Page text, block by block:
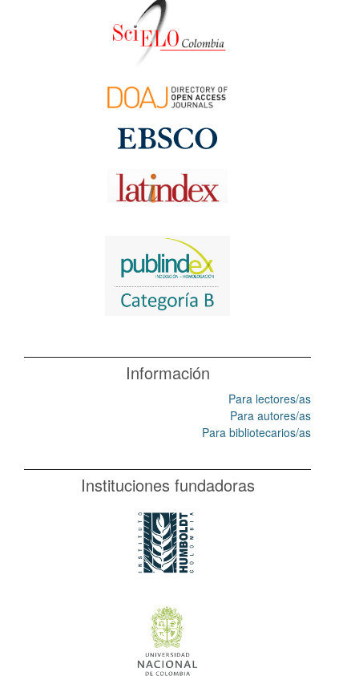
Información
Para lectores/as
Para autores/as
Para bibliotecarios/as
Instituciones fundadoras